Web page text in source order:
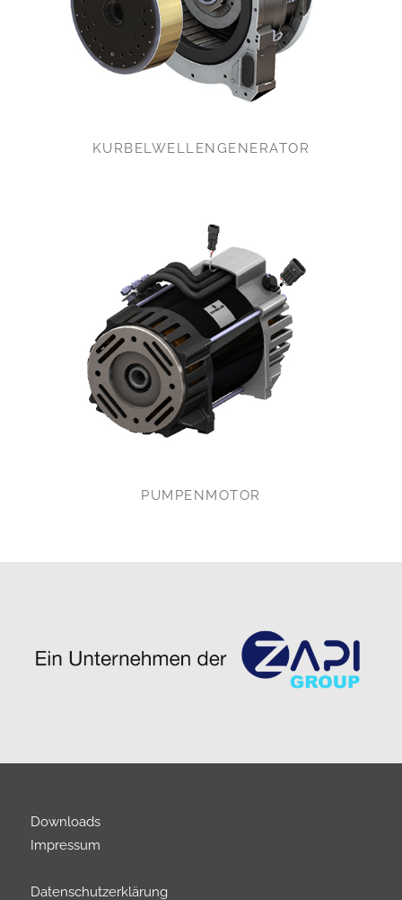
KURBELWELLENGENERATOR
PUMPENMOTOR
Downloads
Impressum
Datenschutzerklärung